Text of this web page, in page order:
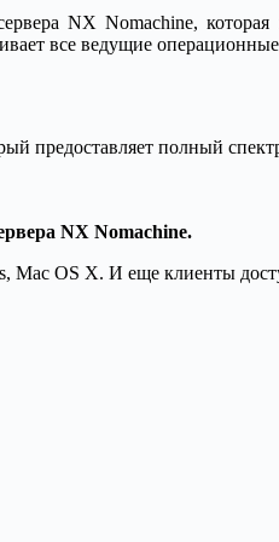
NX Nomachine,
все ведущие
предоставляет полный
NX Nomachine.
Mac OS X. И еще клиенты